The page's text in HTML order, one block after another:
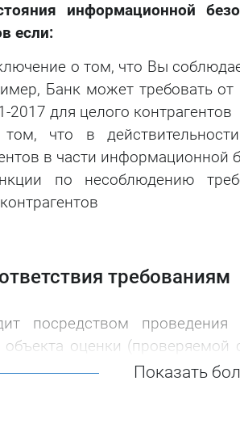
информационной
если:
о том, что Вы
Банк может требовать от
для целого контрагентов
что в
в части информационной
по несоблюдению
требованиям
посредством проведения
оценки
части), анализ внутренней
Показать